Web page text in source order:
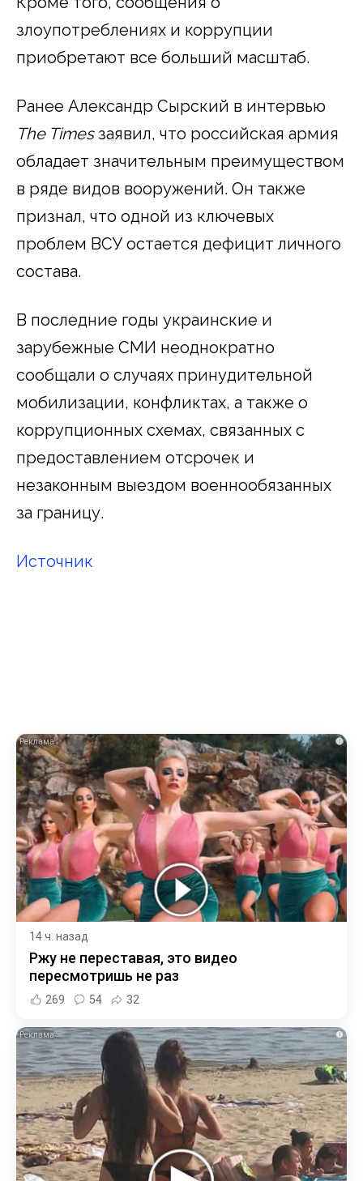
злоупотреблениях и коррупции
приобретают все больший масштаб.
Ранее Александр Сырский в интервью
The Timesзаявил, что российская армия
обладает значительным преимуществом
в ряде видов вооружений. Он также
признал, что одной из ключевых
проблем ВСУ остается дефицит личного
состава.
В последние годы украинские и
зарубежные СМИ неоднократно
сообщали о случаях принудительной
мобилизации, конфликтах, а также о
коррупционных схемах, связанных с
предоставлением отсрочек и
незаконным выездом военнообязанных
за границу.
Источник
i
14 ч. назад
Ржу не переставая, это видео
пересмотришь не раз
269 54 32
i